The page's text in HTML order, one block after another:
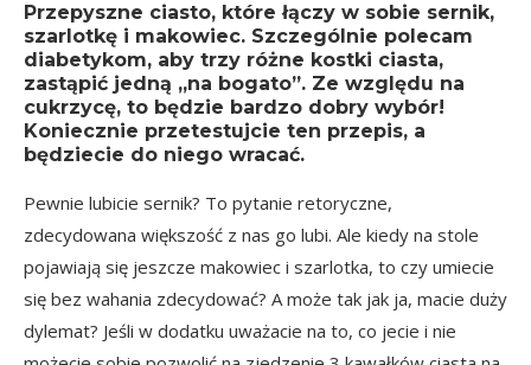
Przepyszne ciasto, które łączy w sobie sernik,
szarlotkę i makowiec. Szczególnie polecam
diabetykom, aby trzy różne kostki ciasta,
zastąpić jedną „na bogato”. Ze względu na
cukrzycę, to będzie bardzo dobry wybór!
Koniecznie przetestujcie ten przepis, a
będziecie do niego wracać.
Pewnie lubicie sernik? To pytanie retoryczne,
zdecydowana większość z nas go lubi. Ale kiedy na stole
pojawiają się jeszcze makowiec i szarlotka, to czy umiecie
się bez wahania zdecydować? A może tak jak ja, macie duży
dylemat? Jeśli w dodatku uważacie na to, co jecie i nie